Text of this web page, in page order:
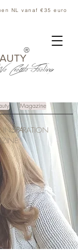
NL vanaf €35 euro
CreateFeeling
®
Magazine
INSPARATION